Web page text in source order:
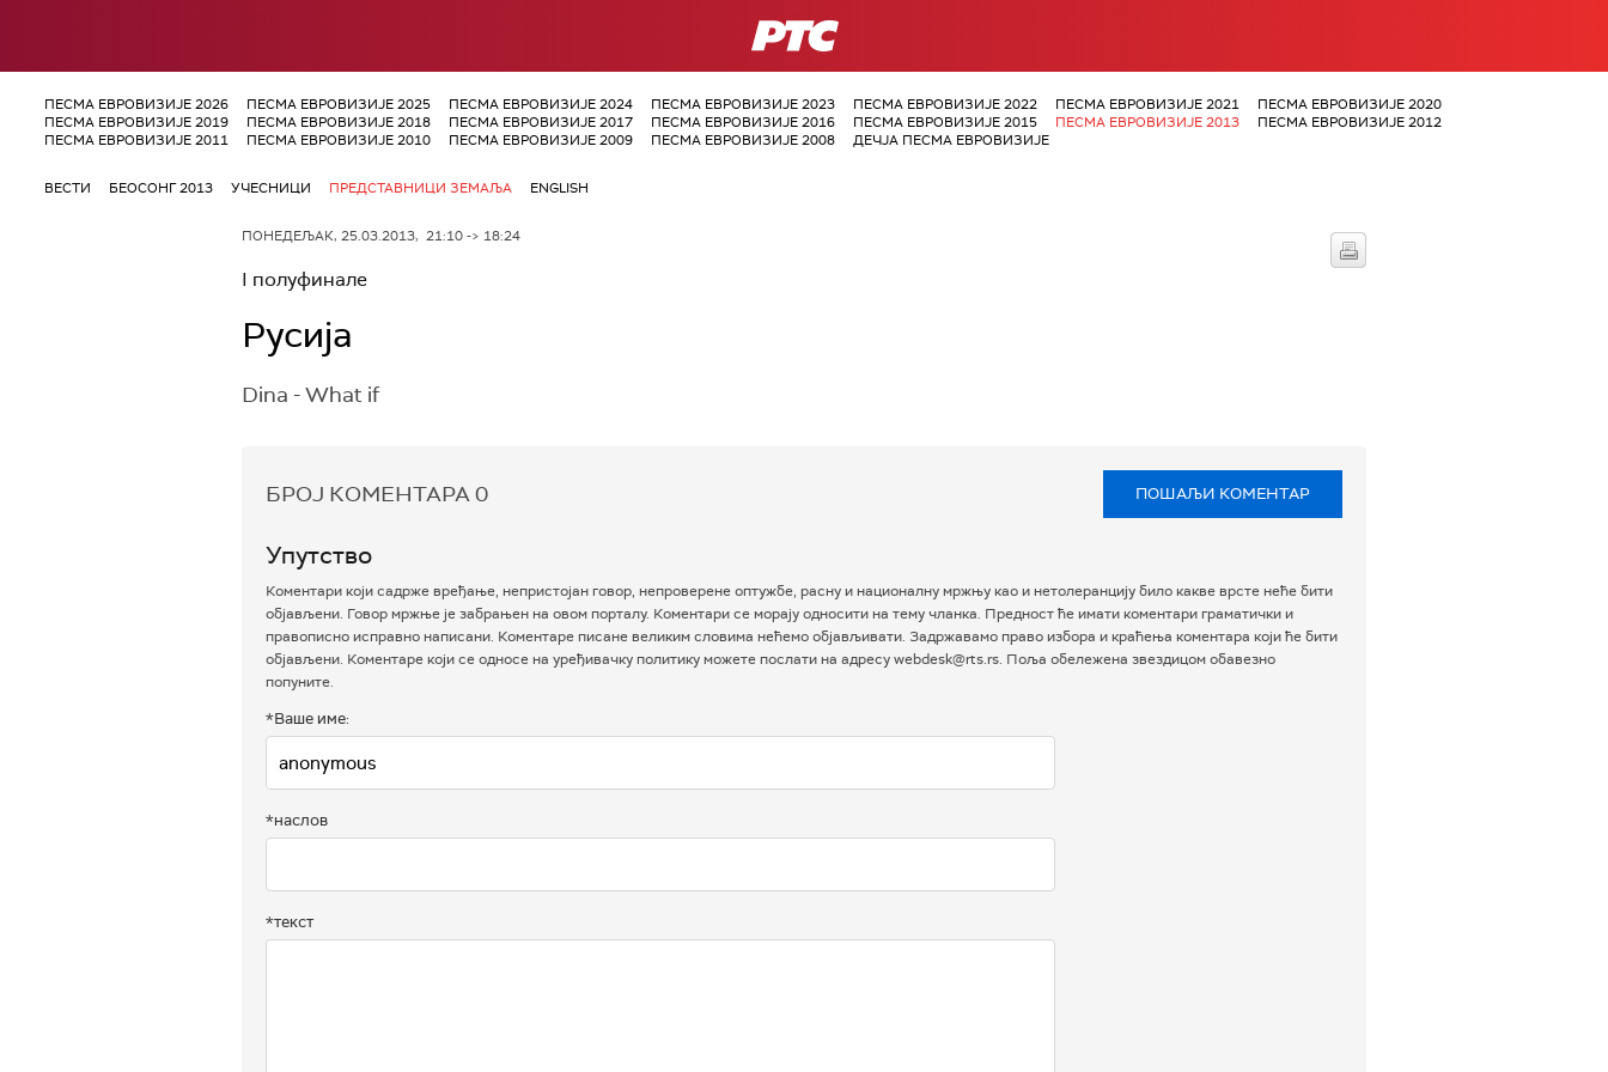
РТС
ПЕСМА ЕВРОВИЗИЈЕ 2026 ПЕСМА ЕВРОВИЗИЈЕ 2025 ПЕСМА ЕВРОВИЗИЈЕ 2024 ПЕСМА ЕВРОВИЗИЈЕ 2023 ПЕСМА ЕВРОВИЗИЈЕ 2022 ПЕСМА ЕВРОВИЗИЈЕ 2021
ПЕСМА ЕВРОВИЗИЈЕ 2020
ПЕСМА ЕВРОВИЗИЈЕ 2019
ПЕСМА ЕВРОВИЗИЈЕ 2018 ПЕСМА ЕВРОВИЗИЈЕ 2017 ПЕСМА ЕВРОВИЗИЈЕ 2016 ПЕСМА ЕВРОВИЗИЈЕ 2015 ПЕСМА ЕВРОВИЗИЈЕ 2013
ПЕСМА ЕВРОВИЗИЈЕ 2012
ПЕСМА ЕВРОВИЗИЈЕ 2011
ПЕСМА ЕВРОВИЗИЈЕ 2010 ПЕСМА ЕВРОВИЗИЈЕ 2009 ПЕСМА ЕВРОВИЗИЈЕ 2008 ДЕЧЈА ПЕСМА ЕВРОВИЗИЈЕ
ВЕСТИ БЕОСОНГ 2013 УЧЕСНИЦИ ПРЕДСТАВНИЦИ ЗЕМАЉА ENGLISH
ПОНЕДЕЉАК, 25.03.2013, 21:10 -> 18:24
I полуфинале
Русија
Dina - What if
БРОЈ КОМЕНТАРА0 ПОШАЉИ КОМЕНТАР
Упутство
Коментари који садрже вређање, непристојан говор, непроверене оптужбе, расну и националну мржњу као и нетолеранцију било какве врсте неће бити
објављени. Говор мржње је забрањен на овом порталу. Коментари се морају односити на тему чланка. Предност ће имати коментари граматички и
правописно исправно написани. Коментаре писане великим словима нећемо објављивати. Задржавамо право избора и краћења коментара који ће бити
објављени. Коментаре који се односе на уређивачку политику можете послати на адресу webdesk@rts.rs. Поља обележена звездицом обавезно
попуните.
*Ваше име:
*наслов
*текст